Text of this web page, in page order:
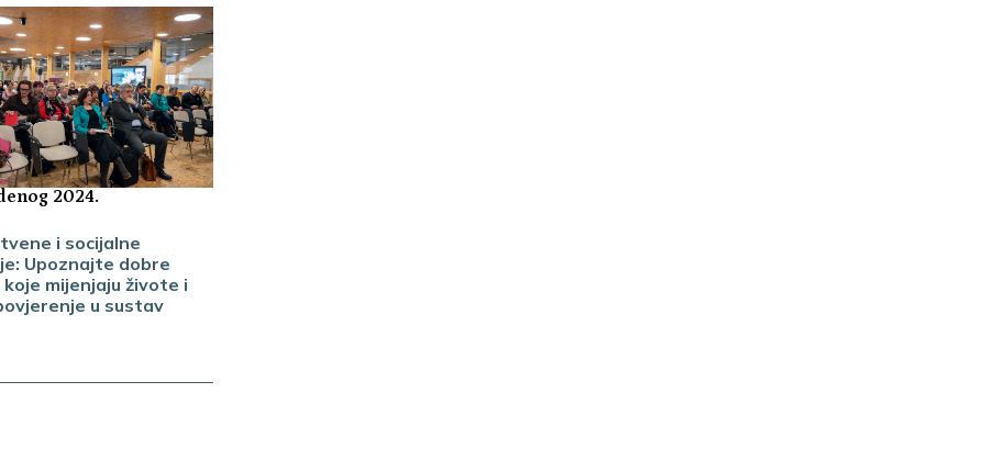
2024.
i socijalne
Upoznajte dobre
mijenjaju živote i
u sustav